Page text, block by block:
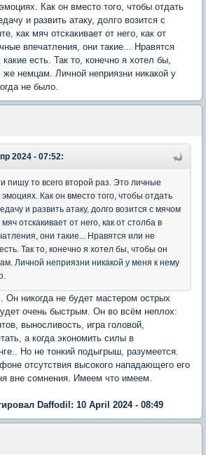
Как он вместо того, чтобы отдать
и развить атаку, долго возится с
как мяч отскакивает от него, как от
впечатления, они такие... Нравятся
есть. Так то, конечно я хотел бы,
немцам. Личной неприязни никакой у
не было.
2024 - 07:52:
пишу то всего второй раз. Это личные
Как он вместо того, чтобы отдать
и развить атаку, долго возится с мячом
отскакивает от него, как от столба в
они такие... Нравятся или не
Так то, конечно я хотел бы, чтобы он
Личной неприязни никакой у меня к нему
Он никогда не будет мастером острых
очень быстрым. Он во всём неплох:
выносливость, игра головой,
а когда экономить силы в
Но не тонкий подыгрыш, разумеется.
отсутствия высокого нападающего его
вне сомнения. Имеем что имеем.
Daffodil: 10 April 2024 - 08:49